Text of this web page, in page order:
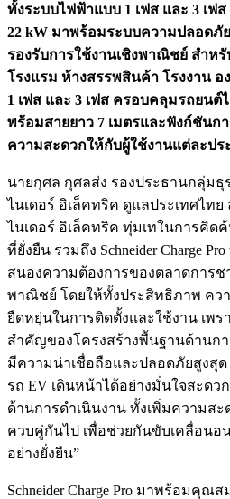
ทั้งระบบไฟฟ้าแบบ 1 เฟส และ 3 เฟ
22 kW มาพร้อมระบบความปลอดภั
รองรับการใช้งานเชิงพาณิชย์ สำห
โรงแรม ห้างสรรพสินค้า โรงงาน
1 เฟส และ 3 เฟส ครอบคลุมรถยน
พร้อมสายยาว 7 เมตรและฟังก์ชันก
ความสะดวกให้กับผู้ใช้งานแต่ละปร
นายกุศล กุศลส่ง รองประธานกลุ่มธุร
ไนเดอร์ อิเล็คทริค ดูแลประเทศไทย
ไนเดอร์ อิเล็คทริค ทุ่มเทในการคิด
ที่ยั่งยืน รวมถึง Schneider Charge
สนองความต้องการของตลาดการช
พาณิชย์ โดยให้ทั้งประสิทธิภาพ คว
ยืดหยุ่นในการติดตั้งและใช้งาน เพร
สำคัญของโครงสร้างพื้นฐานด้านก
มีความน่าเชื่อถือและปลอดภัยสูงสุ
รถ EV เดินหน้าได้อย่างมั่นใจสะด
ด้านการดำเนินงาน ทั้งเพิ่มความส
ควบคู่กันไป เพื่อช่วยกันขับเคลื่อนอ
อย่างยั่งยืน”
Schneider Charge Pro มาพร้อมคุ